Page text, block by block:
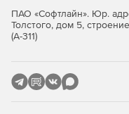
Автоматизация
фрагментов
интегрированный
ПАО «Софтлайн». Юр.
Толстого, дом 5,
(А-311)